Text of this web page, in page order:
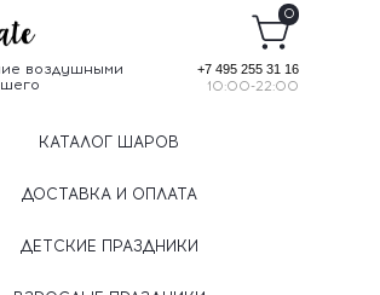
воздушными
+7 495 255 31 16
10:00-22:00
0
КАТАЛОГ ШАРОВ
ДОСТАВКА И ОПЛАТА
ДЕТСКИЕ ПРАЗДНИКИ